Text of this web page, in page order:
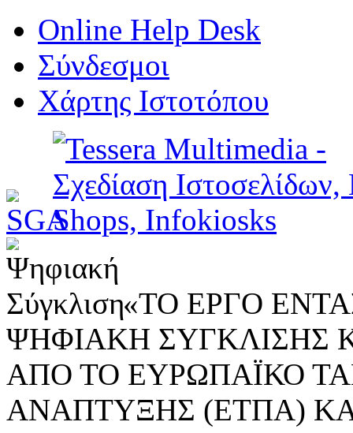
Online Help Desk
Σύνδεσμοι
Χάρτης Ιστοτόπου
«ΤΟ ΕΡΓΟ
ΨΗΦΙΑΚΗ ΣΥΓΚΛΙΣΗΣ
ΑΠΟ ΤΟ ΕΥΡΩΠΑΪΚΟ
ΑΝΑΠΤΥΞΗΣ (ΕΤΠΑ)